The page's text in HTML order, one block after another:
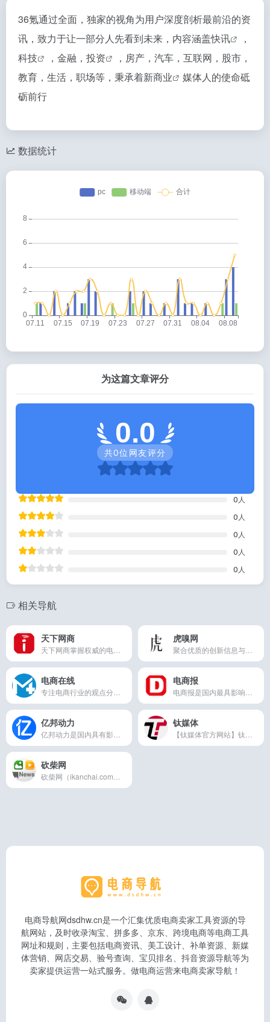
36氪通过全面，独家的视角为用户深度剖析最前沿的资
讯，致力于让一部分人先看到未来，内容涵盖快讯
，
科技
，金融， 投资
，房产，汽车，互联网，股市，
教育，生活，职场等，秉承着新商业
媒体人的使命砥
砺前行
数据统计
为这篇文章评分
0.0
共0位网友评分
0 人
0 人
0 人
0 人
0 人
相关导航
天下网商 虎嗅网
电商在线 电商报
亿邦动力 钛媒体
砍柴网
电商导航网dsdhw.cn是一个汇集优质电商卖家工具资源的导
航网站，及时收录淘宝、拼多多、京东、跨境电商等电商工具
网址和规则，主要包括电商资讯、美工设计、补单资源、新媒
体营销、网店交易、验号查询、宝贝排名、抖音资源导航等为
卖家提供运营一站式服务。做电商运营来电商卖家导航！